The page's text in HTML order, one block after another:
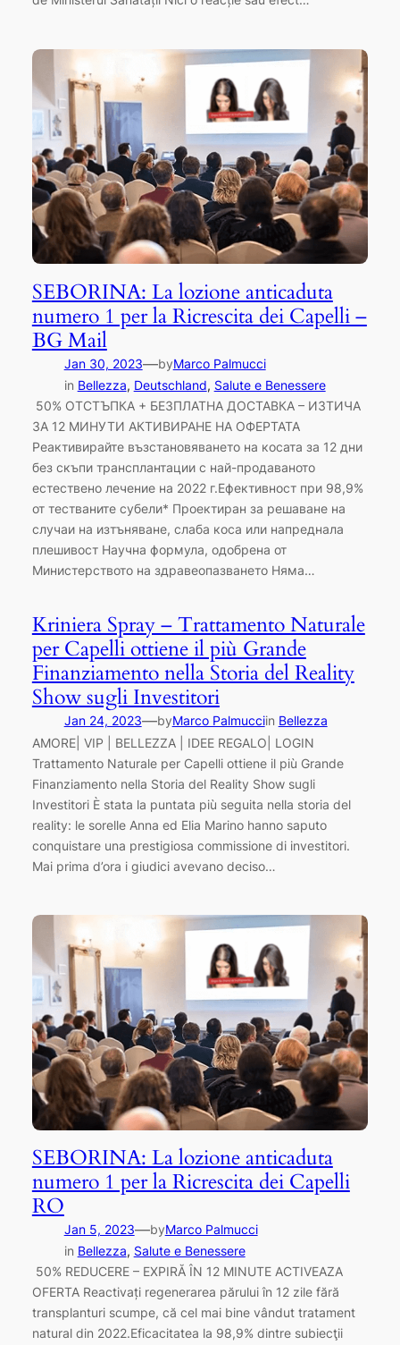
SEBORINA: La lozione anticaduta
numero 1 per la Ricrescita dei Capelli –
BG Mail
Jan 30, 2023—byMarco Palmucci
in Bellezza, Deutschland, Salute e Benessere
50% ОТСТЪПКА + БЕЗПЛАТНА ДОСТАВКА – ИЗТИЧА
ЗА 12 МИНУТИ АКТИВИРАНЕ НА ОФЕРТАТА
Реактивирайте възстановяването на косата за 12 дни
без скъпи трансплантации с най-продаваното
естествено лечение на 2022 г.Ефективност при 98,9%
от тестваните субели* Проектиран за решаване на
случаи на изтъняване, слаба коса или напреднала
плешивост Научна формула, одобрена от
Министерството на здравеопазването Няма…
Kriniera Spray – Trattamento Naturale
per Capelli ottiene il più Grande
Finanziamento nella Storia del Reality
Show sugli Investitori
Jan 24, 2023—byMarco Palmucciin Bellezza
AMORE| VIP | BELLEZZA | IDEE REGALO| LOGIN
Trattamento Naturale per Capelli ottiene il più Grande
Finanziamento nella Storia del Reality Show sugli
Investitori È stata la puntata più seguita nella storia del
reality: le sorelle Anna ed Elia Marino hanno saputo
conquistare una prestigiosa commissione di investitori.
Mai prima d’ora i giudici avevano deciso…
SEBORINA: La lozione anticaduta
numero 1 per la Ricrescita dei Capelli
RO
Jan 5, 2023—byMarco Palmucci
in Bellezza, Salute e Benessere
50% REDUCERE – EXPIRĂ ÎN 12 MINUTE ACTIVEAZA
OFERTA Reactivați regenerarea părului în 12 zile fără
transplanturi scumpe, că cel mai bine vândut tratament
natural din 2022.Eficacitatea la 98,9% dintre subiecţii